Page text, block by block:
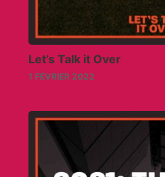
Let’s Talk it Over
1 FÉVRIER 2022